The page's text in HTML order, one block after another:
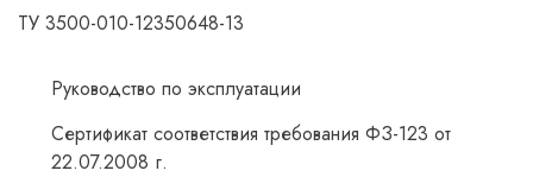
ТУ 3500-010-12350648-13
Руководство по эксплуатации
Сертификат соответствия требования ФЗ-123 от
22.07.2008 г.